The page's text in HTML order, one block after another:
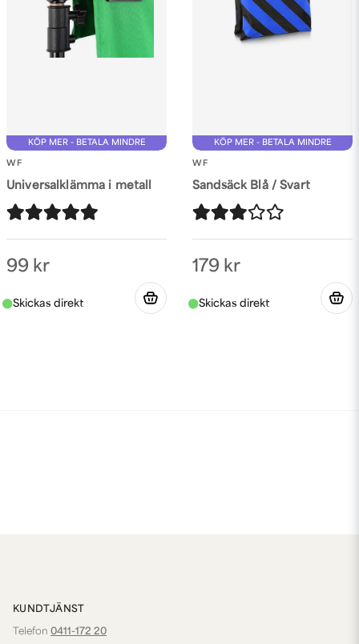
KÖP MER - BETALA MINDRE
WF
Universalklämma i metall
99 kr
KÖP MER - BETALA MINDRE
WF
Sandsäck Blå / Svart
179 kr
KUNDTJÄNST
Telefon 0411-172 20